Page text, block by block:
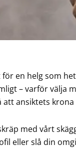
en helg som
– varför välja
att ansiktets
med vårt
eller slå din